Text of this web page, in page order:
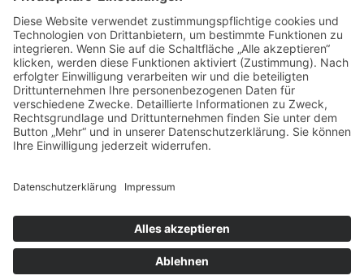
Tod und die Vergänglichkeit.
Mehr Infos zum E-Book →
E-Book
kostenlos
zum
Newsletter
© 2016-2026 Ralph Kurz | Impressum